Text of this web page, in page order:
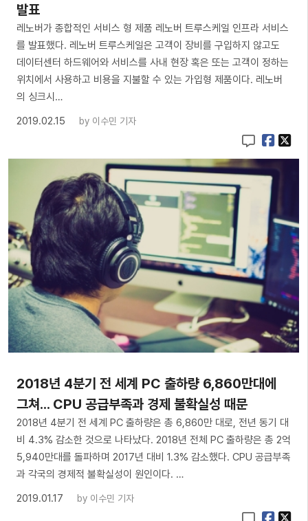
발표
레노버가 종합적인 서비스 형 제품 레노버 트루스케일 인프라 서비스
를 발표했다. 레노버 트루스케일은 고객이 장비를 구입하지 않고도
데이터센터 하드웨어와 서비스를 사내 현장 혹은 또는 고객이 정하는
위치에서 사용하고 비용을 지불할 수 있는 가입형 제품이다. 레노버
의 싱크시…
2019.02.15
by 이수민 기자
2018년 4분기 전 세계 PC 출하량 6,860만대에
그쳐... CPU 공급부족과 경제 불확실성 때문
2018년 4분기 전 세계 PC 출하량은 총 6,860만 대로, 전년 동기 대
비 4.3% 감소한 것으로 나타났다. 2018년 전체 PC 출하량은 총 2억
5,940만대를 돌파하며 2017년 대비 1.3% 감소했다. CPU 공급부족
과 각국의 경제적 불확실성이 원인이다. …
2019.01.17
by 이수민 기자